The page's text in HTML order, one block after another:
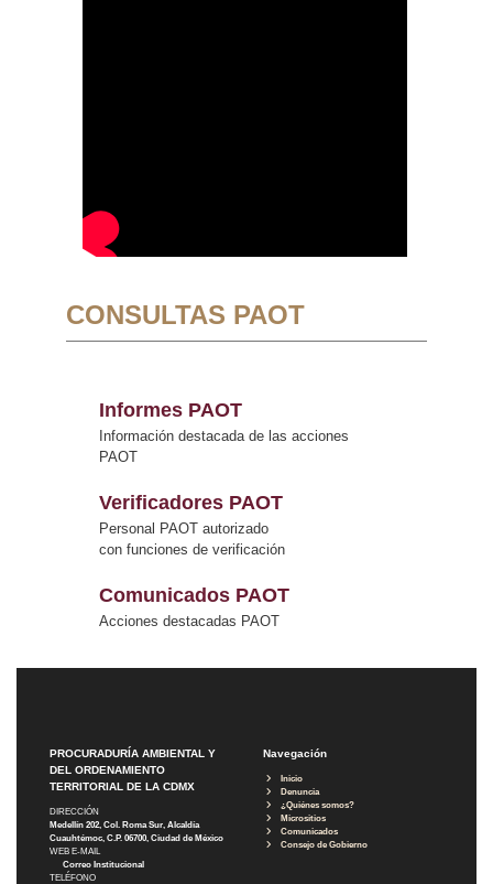
CONSULTAS PAOT
Informes PAOT
Información destacada de las acciones
PAOT
Verificadores PAOT
Personal PAOT autorizado
con funciones de verificación
Comunicados PAOT
Acciones destacadas PAOT
PROCURADURÍA AMBIENTAL Y
DEL ORDENAMIENTO
TERRITORIAL DE LA CDMX
DIRECCIÓN
Medellín 202, Col. Roma Sur, Alcaldía
Cuauhtémoc, C.P. 06700, Ciudad de México
WEB E-MAIL
Correo Institucional
TELÉFONO
Navegación
Inicio
Denuncia
¿Quiénes somos?
Micrositios
Comunicados
Consejo de Gobierno